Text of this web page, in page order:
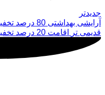
جدیدتر
آرایشی بهداشتی 80 درصد تخفیف
قدیمی تر
اقامت 20 درصد تخفیف